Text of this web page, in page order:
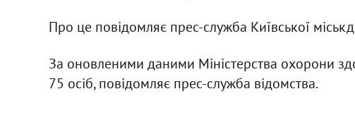
Про це повідомляє прес-служба Київської
За оновленими даними Міністерства охорони
75 осіб, повідомляє прес-служба відомства.